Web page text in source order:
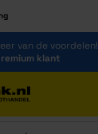
van de voordelen!
klant